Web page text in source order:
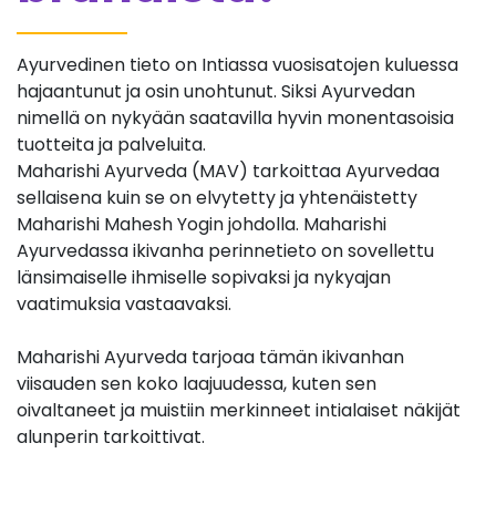
Ayurvedinen tieto on Intiassa vuosisatojen kuluessa
hajaantunut ja osin unohtunut. Siksi Ayurvedan
nimellä on nykyään saatavilla hyvin monentasoisia
tuotteita ja palveluita.
Maharishi Ayurveda (MAV) tarkoittaa Ayurvedaa
sellaisena kuin se on elvytetty ja yhtenäistetty
Maharishi Mahesh Yogin johdolla. Maharishi
Ayurvedassa ikivanha perinnetieto on sovellettu
länsimaiselle ihmiselle sopivaksi ja nykyajan
vaatimuksia vastaavaksi.
Maharishi Ayurveda tarjoaa tämän ikivanhan
viisauden sen koko laajuudessa, kuten sen
oivaltaneet ja muistiin merkinneet intialaiset näkijät
alunperin tarkoittivat.